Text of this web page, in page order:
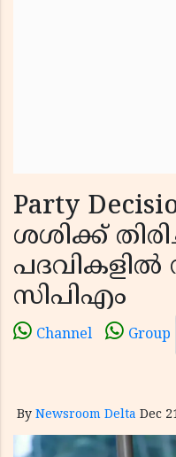
Party
ശശിക്ക്
പദവികളിൽ
സിപിഎം
Channel Group
By Newsroom Delta Dec